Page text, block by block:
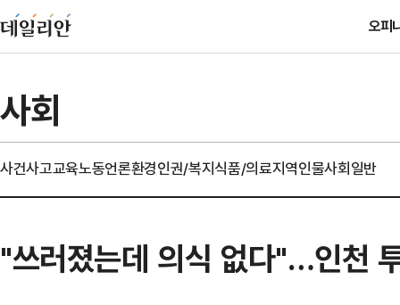
오피
사회
사건사고교육노동언론환경인권/복지식품/의료지역인물사회일반
"쓰러졌는데 의식 없다"…인천